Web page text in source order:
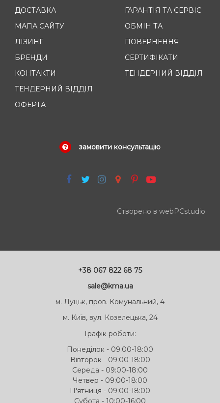
ДОСТАВКА
МАПА САЙТУ
ЛІЗИНГ
БРЕНДИ
КОНТАКТИ
ТЕНДЕРНИЙ ВІДДІЛ
ОФЕРТА
ГАРАНТІЯ ТА СЕРВІС
ОБМІН ТА
ПОВЕРНЕННЯ
СЕРТИФІКАТИ
ТЕНДЕРНИЙ ВІДДІЛ
замовити консультацію
Створено в webPCstudio
+38 067 822 68 75
sale@kma.ua
м. Луцьк, пров. Комунальний, 4
м. Київ, вул. Козелецька, 24
Графік роботи:
Понеділок - 09:00-18:00
Вівторок - 09:00-18:00
Середа - 09:00-18:00
Четвер - 09:00-18:00
П'ятниця - 09:00-18:00
Субота - 10:00-16:00